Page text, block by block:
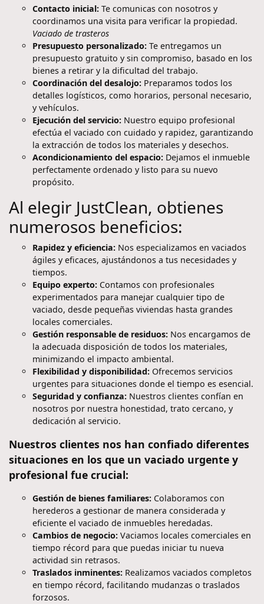
Contacto inicial: Te comunicas con nosotros y
coordinamos una visita para verificar la propiedad.
Vaciado de trasteros
Presupuesto personalizado: Te entregamos un
presupuesto gratuito y sin compromiso, basado en los
bienes a retirar y la dificultad del trabajo.
Coordinación del desalojo: Preparamos todos los
detalles logísticos, como horarios, personal necesario,
y vehículos.
Ejecución del servicio: Nuestro equipo profesional
efectúa el vaciado con cuidado y rapidez, garantizando
la extracción de todos los materiales y desechos.
Acondicionamiento del espacio: Dejamos el inmueble
perfectamente ordenado y listo para su nuevo
propósito.
Al elegir JustClean, obtienes
numerosos beneficios:
Rapidez y eficiencia: Nos especializamos en vaciados
ágiles y eficaces, ajustándonos a tus necesidades y
tiempos.
Equipo experto: Contamos con profesionales
experimentados para manejar cualquier tipo de
vaciado, desde pequeñas viviendas hasta grandes
locales comerciales.
Gestión responsable de residuos: Nos encargamos de
la adecuada disposición de todos los materiales,
minimizando el impacto ambiental.
Flexibilidad y disponibilidad: Ofrecemos servicios
urgentes para situaciones donde el tiempo es esencial.
Seguridad y confianza: Nuestros clientes confían en
nosotros por nuestra honestidad, trato cercano, y
dedicación al servicio.
Nuestros clientes nos han confiado diferentes
situaciones en los que un vaciado urgente y
profesional fue crucial:
Gestión de bienes familiares: Colaboramos con
herederos a gestionar de manera considerada y
eficiente el vaciado de inmuebles heredadas.
Cambios de negocio: Vaciamos locales comerciales en
tiempo récord para que puedas iniciar tu nueva
actividad sin retrasos.
Traslados inminentes: Realizamos vaciados completos
en tiempo récord, facilitando mudanzas o traslados
forzosos.